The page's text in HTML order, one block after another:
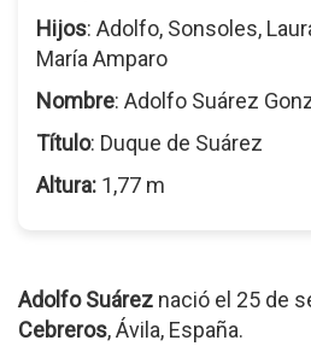
Hijos: Adolfo, Sonsoles,
María Amparo
Nombre: Adolfo Suárez
Título: Duque de Suárez
Altura: 1,77 m
Adolfo Suárez nació el 25 de
Cebreros, Ávila, España.